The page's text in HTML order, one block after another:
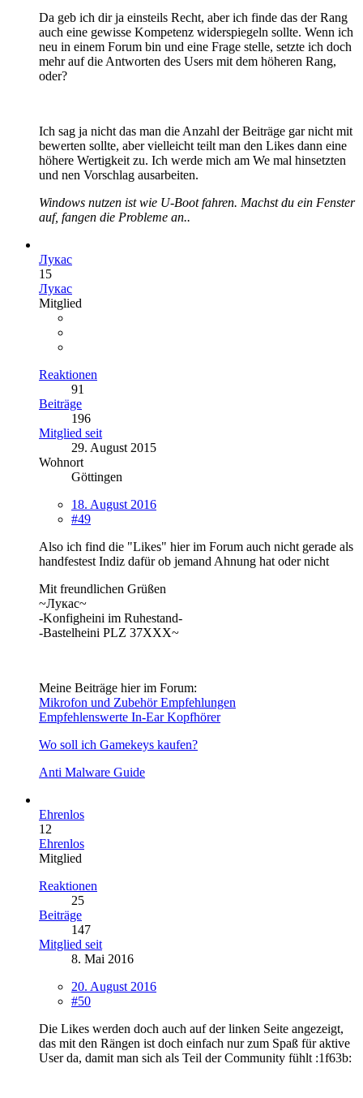
Da geb ich dir ja einsteils Recht, aber ich finde das der Rang
auch eine gewisse Kompetenz widerspiegeln sollte. Wenn ich
neu in einem Forum bin und eine Frage stelle, setzte ich doch
mehr auf die Antworten des Users mit dem höheren Rang,
oder?
Ich sag ja nicht das man die Anzahl der Beiträge gar nicht mit
bewerten sollte, aber vielleicht teilt man den Likes dann eine
höhere Wertigkeit zu. Ich werde mich am We mal hinsetzten
und nen Vorschlag ausarbeiten.
Windows nutzen ist wie U-Boot fahren. Machst du ein Fenster
auf, fangen die Probleme an..
Лукас
15
Лукас
Mitglied
Reaktionen
91
Beiträge
196
Mitglied seit
29. August 2015
Wohnort
Göttingen
18. August 2016
#49
Also ich find die "Likes" hier im Forum auch nicht gerade als
handfestest Indiz dafür ob jemand Ahnung hat oder nicht
Mit freundlichen Grüßen
~Лукас~
-Konfigheini im Ruhestand-
-Bastelheini PLZ 37XXX~
Meine Beiträge hier im Forum:
Mikrofon und Zubehör Empfehlungen
Empfehlenswerte In-Ear Kopfhörer
Wo soll ich Gamekeys kaufen?
Anti Malware Guide
Ehrenlos
12
Ehrenlos
Mitglied
Reaktionen
25
Beiträge
147
Mitglied seit
8. Mai 2016
20. August 2016
#50
Die Likes werden doch auch auf der linken Seite angezeigt,
das mit den Rängen ist doch einfach nur zum Spaß für aktive
User da, damit man sich als Teil der Community fühlt :1f63b: